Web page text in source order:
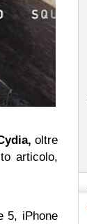
oltre
articolo,
5, iPhone